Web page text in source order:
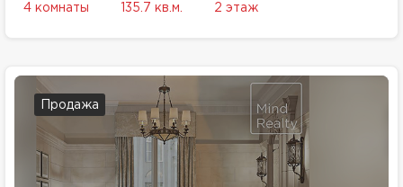
4 комнаты 135.7 кв.м. 2 этаж
Продажа